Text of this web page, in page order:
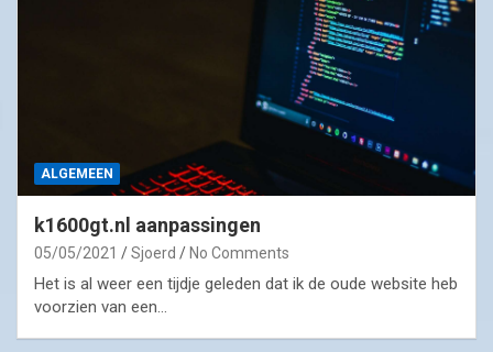
ALGEMEEN
k1600gt.nl aanpassingen
05/05/2021 Sjoerd No Comments
Het is al weer een tijdje geleden dat ik de oude website heb
voorzien van een…